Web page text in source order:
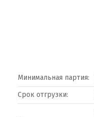
Минимальная партия:
Срок отгрузки: